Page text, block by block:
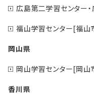
広島第二学習センター
福山学習センター[福山
岡山県
岡山学習センター[岡山
香川県